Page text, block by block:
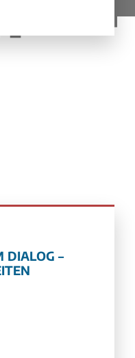
DIALOG –